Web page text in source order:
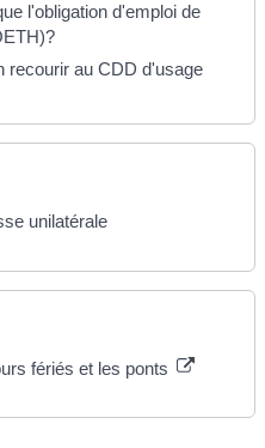
l'obligation d'emploi de
recourir au CDD d'usage
unilatérale
fériés et les ponts